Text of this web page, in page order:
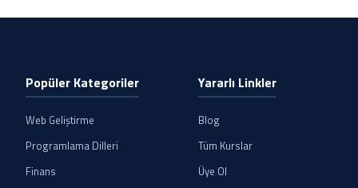
Popüler Kategoriler
Web Geliştirme
Programlama Dilleri
Finans
Yararlı Linkler
Blog
Tüm Kurslar
Üye Ol